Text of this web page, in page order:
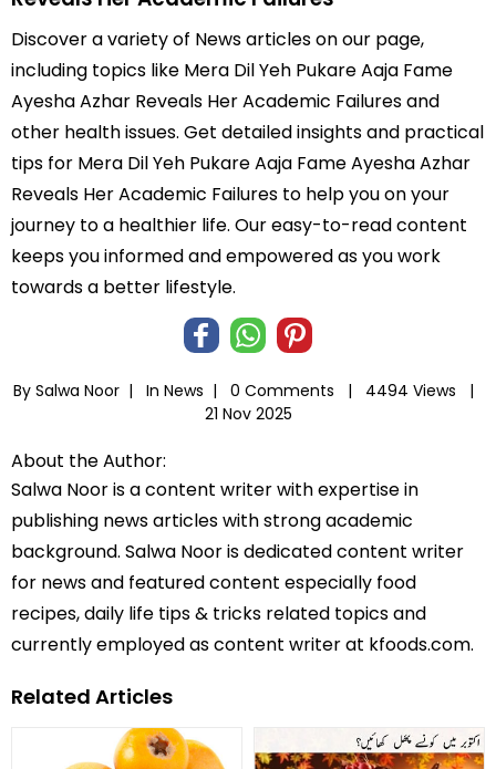
Discover a variety of News articles on our page,
including topics like Mera Dil Yeh Pukare Aaja Fame
Ayesha Azhar Reveals Her Academic Failures and
other health issues. Get detailed insights and practical
tips for Mera Dil Yeh Pukare Aaja Fame Ayesha Azhar
Reveals Her Academic Failures to help you on your
journey to a healthier life. Our easy-to-read content
keeps you informed and empowered as you work
towards a better lifestyle.
By Salwa Noor | In News | 0 Comments |
4494 Views |
21 Nov 2025
About the Author:
Salwa Noor is a content writer with expertise in
publishing news articles with strong academic
background. Salwa Noor is dedicated content writer
for news and featured content especially food
recipes, daily life tips & tricks related topics and
currently employed as content writer at kfoods.com.
Related Articles